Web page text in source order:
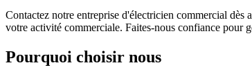
Contactez notre entreprise d'électricien commercial
votre activité commerciale. Faites-nous confiance pour
Pourquoi choisir nous